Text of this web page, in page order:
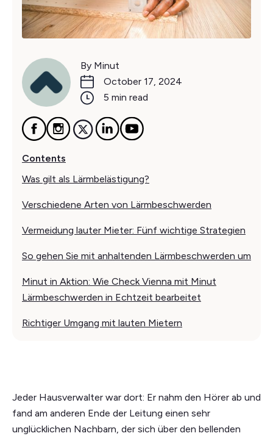
By Minut
October 17, 2024
5 min read
Contents
Was gilt als Lärmbelästigung?
Verschiedene Arten von Lärmbeschwerden
Vermeidung lauter Mieter: Fünf wichtige Strategien
So gehen Sie mit anhaltenden Lärmbeschwerden um
Minut in Aktion: Wie Check Vienna mit Minut
Lärmbeschwerden in Echtzeit bearbeitet
Richtiger Umgang mit lauten Mietern
Jeder Hausverwalter war dort: Er nahm den Hörer ab und
fand am anderen Ende der Leitung einen sehr
unglücklichen Nachbarn, der sich über den bellenden